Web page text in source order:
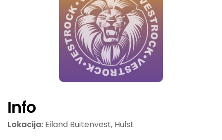
Info
Lokacija: Eiland Buitenvest, Hulst